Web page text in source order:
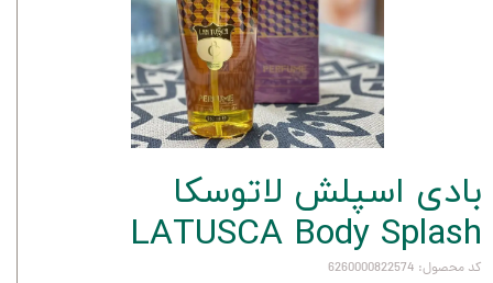
بادی اسپلش لاتوسکا
LATUSCA Body Splash
کد محصول: 6260000822574